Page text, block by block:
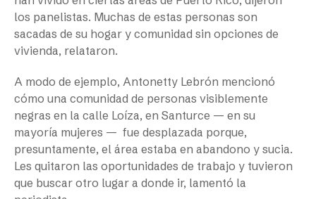
los panelistas. Muchas de estas personas son
sacadas de su hogar y comunidad sin opciones de
vivienda, relataron.
A modo de ejemplo, Antonetty Lebrón mencionó
cómo una comunidad de personas visiblemente
negras en la calle Loíza, en Santurce — en su
mayoría mujeres — fue desplazada porque,
presuntamente, el área estaba en abandono y sucia.
Les quitaron las oportunidades de trabajo y tuvieron
que buscar otro lugar a donde ir, lamentó la